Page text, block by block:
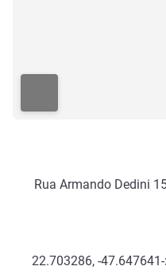
Rua Armando Dedini
-22.703286, -47.647641